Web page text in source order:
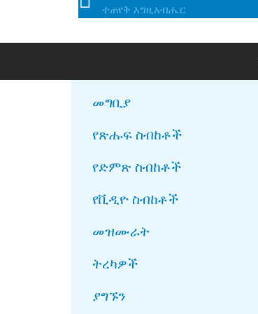
ተጠየቅ እግዚአብሔር
መግቢያ
የጽሑፍ ስብከቶች
የድምጽ ስብከቶች
የቪዲዮ ስብከቶች
መዝሙራት
ትረካዎች
ያግኙን